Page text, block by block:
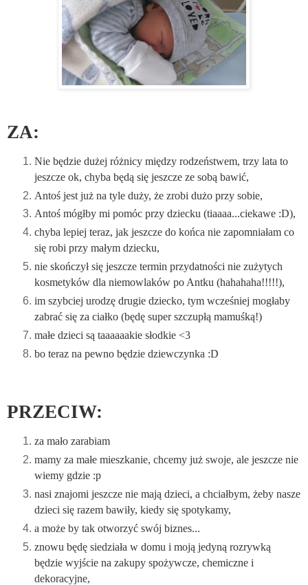
ZA:
Nie będzie dużej różnicy między rodzeństwem, trzy lata to
jeszcze ok, chyba będą się jeszcze ze sobą bawić,
Antoś jest już na tyle duży, że zrobi dużo przy sobie,
Antoś mógłby mi pomóc przy dziecku (tiaaaa...ciekawe :D),
chyba lepiej teraz, jak jeszcze do końca nie zapomniałam co
się robi przy małym dziecku,
nie skończył się jeszcze termin przydatności nie zużytych
kosmetyków dla niemowlaków po Antku (hahahaha!!!!!),
im szybciej urodzę drugie dziecko, tym wcześniej mogłaby
zabrać się za ciałko (będę super szczupłą mamuśką!)
małe dzieci są taaaaaakie słodkie <3
bo teraz na pewno będzie dziewczynka :D
PRZECIW:
za mało zarabiam
mamy za małe mieszkanie, chcemy już swoje, ale jeszcze nie
wiemy gdzie :p
nasi znajomi jeszcze nie mają dzieci, a chciałbym, żeby nasze
dzieci się razem bawiły, kiedy się spotykamy,
a może by tak otworzyć swój biznes...
znowu będę siedziała w domu i moją jedyną rozrywką
będzie wyjście na zakupy spożywcze, chemiczne i
dekoracyjne,